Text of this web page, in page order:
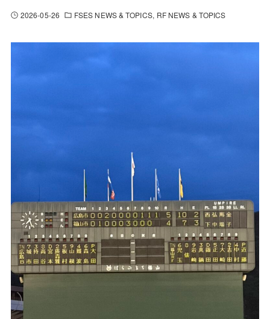
2026-05-26 FSES NEWS & TOPICS RF NEWS & TOPICS